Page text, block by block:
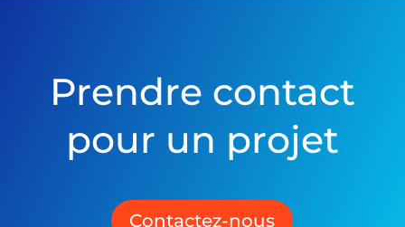
Prendre contact
pour un projet
Contactez-nous